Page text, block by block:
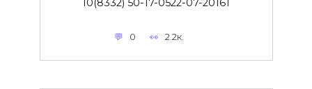
10(8332) 50-17-0522-07-20161
0 2.2к.